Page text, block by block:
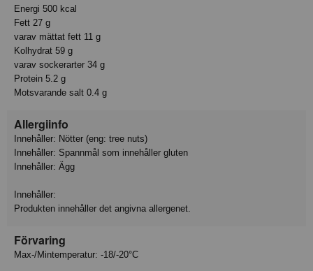
Energi 500 kcal
Fett 27 g
varav mättat fett 11 g
Kolhydrat 59 g
varav sockerarter 34 g
Protein 5.2 g
Motsvarande salt 0.4 g
Allergiinfo
Innehåller: Nötter (eng: tree nuts)
Innehåller: Spannmål som innehåller gluten
Innehåller: Ägg
Innehåller:
Produkten innehåller det angivna allergenet.
Förvaring
Max-/Mintemperatur: -18/-20°C